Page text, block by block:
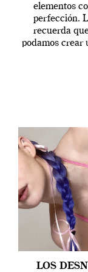
elementos
perfección.
recuerda
podamos
que los
LOS